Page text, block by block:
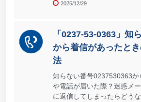
2025/12/29
「0237-53-0363」知
から着信があったと
法
知らない番号0237530363
や電話が届いた際？迷惑メ
に返信してしまったらどう